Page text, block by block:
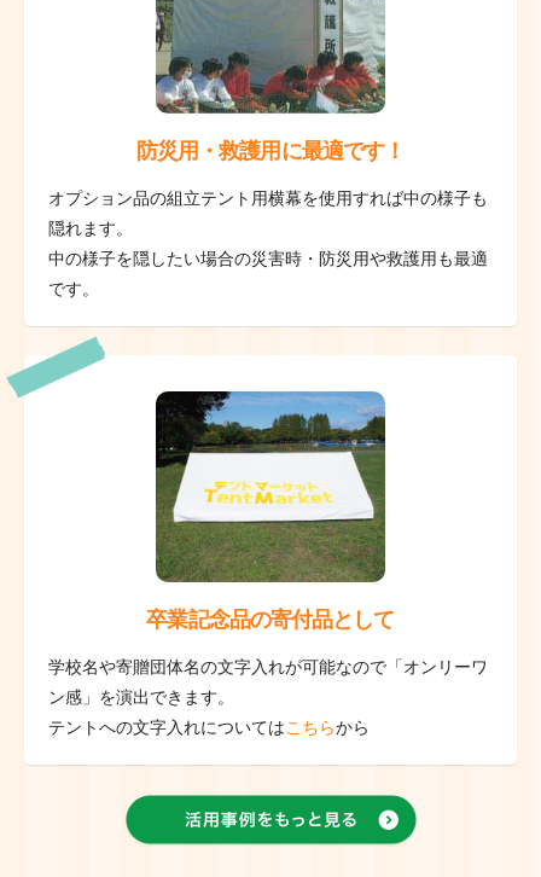
防災用・救護用に最適です！
オプション品の組立テント用横幕を使用すれば中の様子も
隠れます。
中の様子を隠したい場合の災害時・防災用や救護用も最適
です。
卒業記念品の寄付品として
学校名や寄贈団体名の文字入れが可能なので「オンリーワ
ン感」を演出できます。
テントへの文字入れについてはこちらから